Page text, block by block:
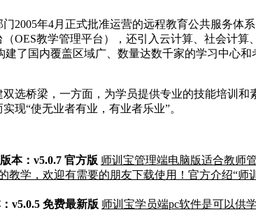
门2005年4月正式批准运营的远程教育公共服务
OES教学管理平台），还引入云计算、社会计
了国内覆盖区域广、数量达数千家的学习中心
选桥梁，一方面，为学员提供专业的技能培训
现“使无业者有业，有业者乐业”。
本：v5.0.7 官方版 师训宝管理端电脑版适合教师
学，欢迎有需要的朋友下载使用！官方介绍“
v5.0.5 免费最新版 师训宝学员端pc软件是可以供